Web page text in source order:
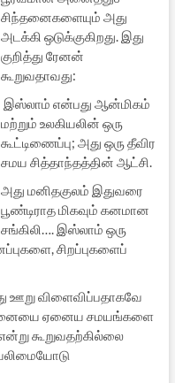
சிந்தனைகளையும் அது
அடக்கி ஒடுக்குகிறது. இது
குறித்து ரேனன்
கூறுவதாவது:
இஸ்லாம் என்பது ஆன்மிகம்
மற்றும் உலகியலின் ஒரு
கூட்டிணைப்பு; அது ஒரு தீவிர
சமய சித்தாந்தத்தின் ஆட்சி.
அது மனிதகுலம் இதுவரை
பூண்டிராத மிகவும் கனமான
சங்கிலி…. இஸ்லாம் ஒரு
சிறப்புகளைப்
ஊறு விளைவிப்பதாகவே
ஏனைய சமயங்களை
கூறுவதற்கில்லை